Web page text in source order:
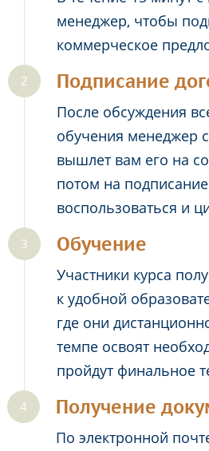
менеджер, чтобы
коммерческое
Подписание
После обсуждения
обучения менеджер
вышлет вам его на
потом на
воспользоваться и
Обучение
Участники курса
к удобной
где они
темпе освоят
пройдут финальное
Получение
По электронной